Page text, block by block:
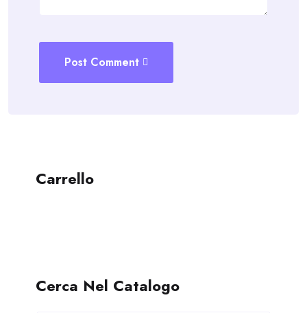
Post Comment
Carrello
Cerca Nel Catalogo